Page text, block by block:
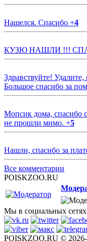
Нашелся. Спасибо +4
КУЗЮ НАШЛИ !!!
Здравствуйте!
Большое спасибо за
Мопсик дома, спасибо
не прошли мимо. +5
Нашли, спасибо за
Все комментарии
POISKZOO.RU
Мы в социальных сетях
POISKZOO.RU ©